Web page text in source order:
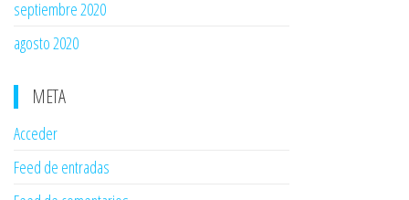
septiembre 2020
agosto 2020
META
Acceder
Feed de entradas